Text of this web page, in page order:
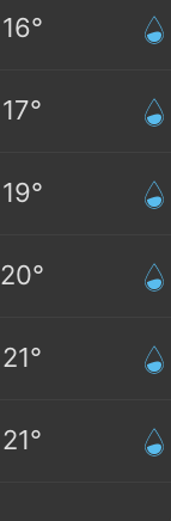
16°
17°
19°
20°
21°
21°